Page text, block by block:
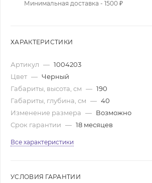
Минимальная доставка - 1500 ₽
ХАРАКТЕРИСТИКИ
Артикул — 1004203
Цвет — Черный
Габариты, высота, см — 190
Габариты, глубина, см — 40
Изменение размера — Возможно
Срок гарантии — 18 месяцев
Все характеристики
УСЛОВИЯ ГАРАНТИИ